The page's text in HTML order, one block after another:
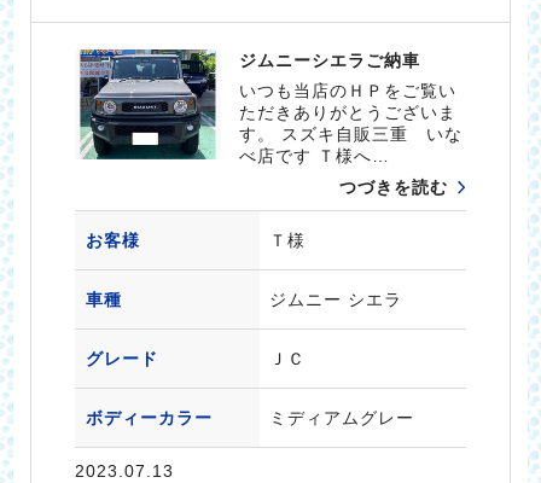
ジムニーシエラご納車
いつも当店のＨＰをご覧い
ただきありがとうございま
す。 スズキ自販三重 いな
べ店です Ｔ様へ…
つづきを読む
お客様 Ｔ様
車種 ジムニー シエラ
グレード ＪＣ
ボディーカラー ミディアムグレー
2023.07.13